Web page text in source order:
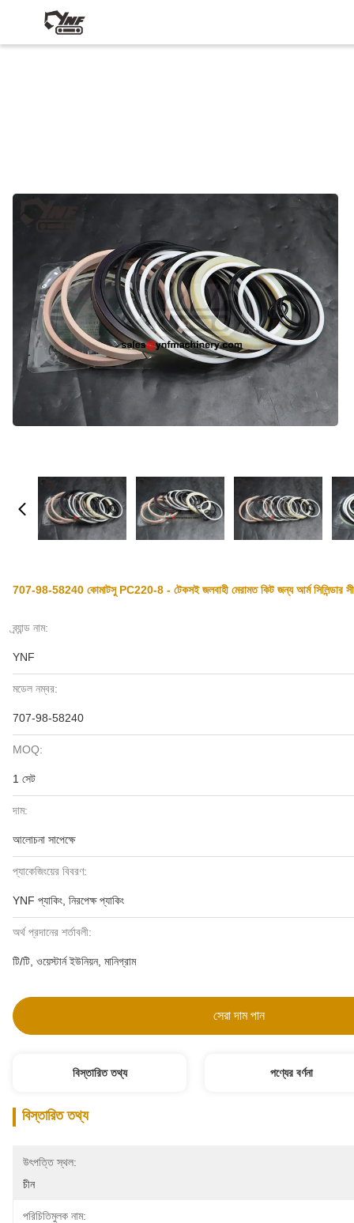
707-98-58240 কোমাটসু PC220-8 - টেকসই জলবাহী মেরামত কিট জন্য আর্ম সিলিন্ডার
ব্র্যান্ড নাম:
YNF
মডেল নম্বর:
707-98-58240
MOQ:
1 সেট
দাম:
আলোচনা সাপেক্ষে
প্যাকেজিংয়ের বিবরণ:
YNF প্যাকিং, নিরপেক্ষ প্যাকিং
অর্থ প্রদানের শর্তাবলী:
টি/টি, ওয়েস্টার্ন ইউনিয়ন, মানিগ্রাম
সেরা দাম পান
বিস্তারিত তথ্য পণ্যের বর্ণনা
বিস্তারিত তথ্য
উৎপত্তি স্থল:
চীন
পরিচিতিমুলক নাম: